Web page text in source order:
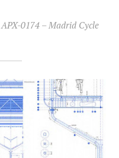
APX-0174 – Madrid Cycle